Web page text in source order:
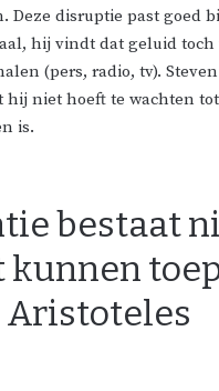
Deze disruptie past goed
hij vindt dat geluid
(pers, radio, tv).
niet hoeft te wachten
is.
bestaat
Aristoteles